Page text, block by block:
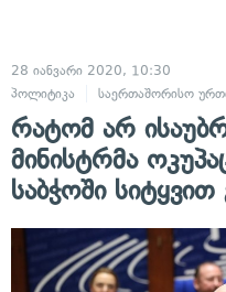
28 იანვარი 2020, 10:30
პოლიტიკა
საერთაშორისო
რატომ არ
მინისტრმა
საბჭოში